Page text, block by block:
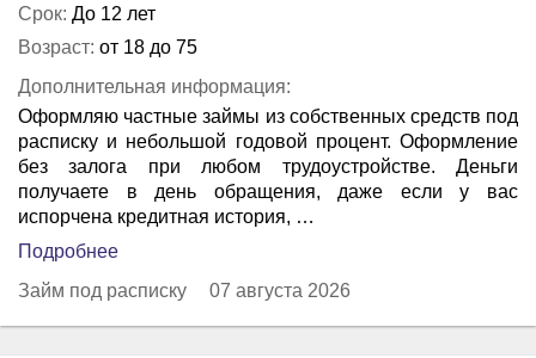
Срок: До 12 лет
Возраст: от 18 до 75
Дополнительная информация:
Оформляю частные займы из собственных средств под
расписку и небольшой годовой процент. Оформление
без залога при любом трудоустройстве. Деньги
получаете в день обращения, даже если у вас
испорчена кредитная история, …
Подробнее
Займ под расписку
07 августа 2026